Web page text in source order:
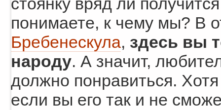
стоянку вряд ли
понимаете, к чему мы? В
Бребенескула, здесь вы
народу. А значит,
должно понравиться.
если вы его так и не